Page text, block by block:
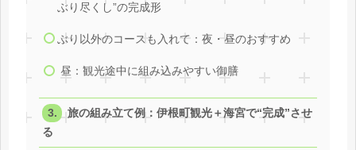
ぶり尽くし”の完成形
ぶり以外のコースも入れて：夜・昼のおすすめ
昼：観光途中に組み込みやすい御膳
旅の組み立て例：伊根町観光＋海宮で“完成”させ
る